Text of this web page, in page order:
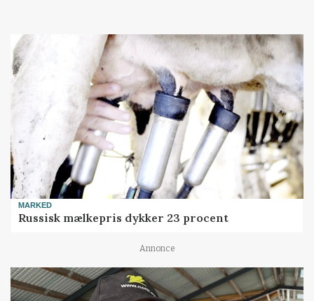
MARKED
Russisk mælkepris dykker 23 procent
Annonce